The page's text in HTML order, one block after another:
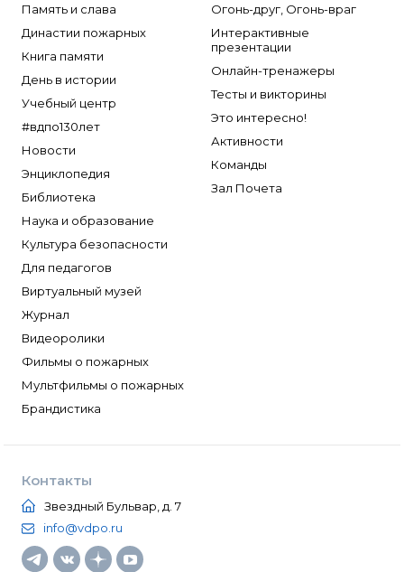
Память и слава
Династии пожарных
Книга памяти
День в истории
Учебный центр
#вдпо130лет
Новости
Энциклопедия
Библиотека
Наука и образование
Культура безопасности
Для педагогов
Виртуальный музей
Журнал
Видеоролики
Фильмы о пожарных
Мультфильмы о пожарных
Брандистика
Огонь-друг, Огонь-враг
Интерактивные
презентации
Онлайн-тренажеры
Тесты и викторины
Это интересно!
Активности
Команды
Зал Почета
Контакты
Звездный Бульвар, д. 7
info@vdpo.ru